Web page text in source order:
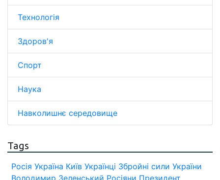
Технологія
Здоров'я
Спорт
Наука
Навколишнє середовище
Tags
Росія Україна Київ Українці Збройні сили України
Володимир Зеленський Росіяни Президент